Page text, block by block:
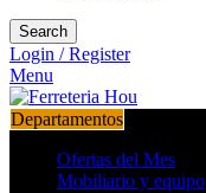
Search
Login / Register
Menu
Departamentos
Ofertas del Mes
Mobiliario y equipo